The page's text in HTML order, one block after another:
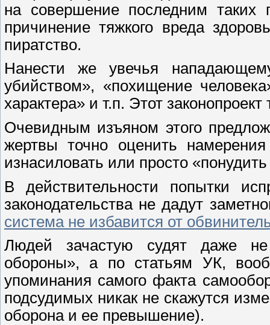
на совершение последним таких
причинение тяжкого вреда
пиратство.
Нанести же увечья
убийством», «похищение
характера» и т.п. Этот
Очевидным изъяном этого
жертвы точно оценить
изнасиловать или просто
В действительности попытки
законодательства не дадут
система не избавится от
Людей зачастую судят даже
обороны», а по статьям УК,
упоминания самого факта
подсудимых никак не скажутся
оборона и ее превышение).